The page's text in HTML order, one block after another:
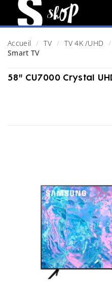
Accueil TV TV 4K /UHD
Smart TV
58" CU7000 Crystal